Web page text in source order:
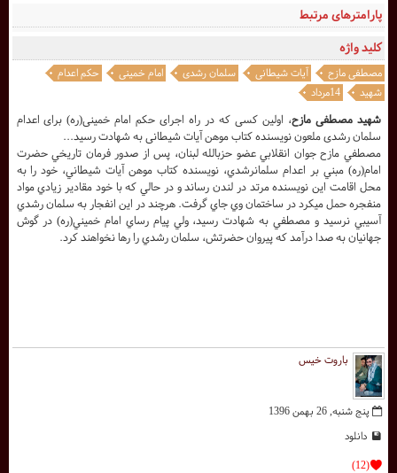
باروت خیس
پنج شنبه, 26 بهمن 1396
دانلود
(12)
شهید مصطفی مازح، اولین کسی که در راه اجرای حکم امام خمینی(ره) برای اعدام
سلمان رشدی ملعون نویسنده کتاب موهن آیات شیطانی به شهادت رسید...
مصطفي مازح جوان انقلابي عضو حزب‏الله ‏لبنان، پس از صدور فرمان تاريخي حضرت
امام(ره) مبني بر اعدام سلمان‏رشدي، نويسنده کتاب موهن آيات شيطاني، خود را به
محل اقامت اين نويسنده مرتد در لندن رساند و در حالي که با خود مقادير زيادي مواد
منفجره حمل مي‏کرد در ساختمان وي جاي گرفت. هرچند در اين انفجار به سلمان رشدي
آسيبي نرسيد و مصطفي به شهادت رسيد، ولي پيام رساي امام خميني(ره) در گوش
جهانيان به صدا درآمد که پيروان حضرتش، سلمان رشدي را رها نخواهند کرد.
کلید واژه
مصطفی مازح آیات شیطانی سلمان رشدی امام خمینی
حکم اعدام
شهید
14مرداد
پارامترهای مرتبط